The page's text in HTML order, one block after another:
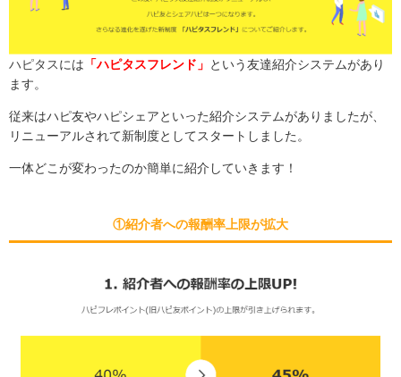
ハピタスには 「ハピタスフレンド 」 という友達紹介システムがあり
ます。
従来はハピ友やハピシェアといった紹介システムがありましたが、
リニューアルされて新制度としてスタートしました。
一体どこが変わったのか簡単に紹介していきます！
①紹介者への報酬率上限が拡大